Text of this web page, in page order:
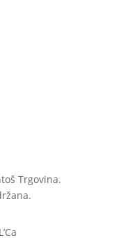
Trgovina.